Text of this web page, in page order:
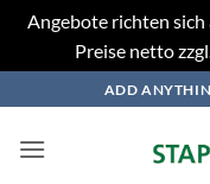
Angebote richten
Preise netto
Inhalt
springen
ADD